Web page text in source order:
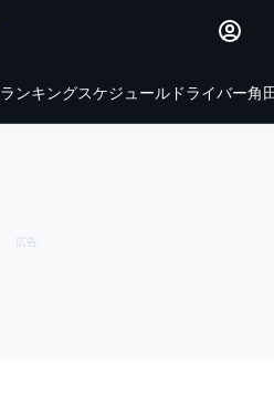
ランキングスケジュール ドライバー角